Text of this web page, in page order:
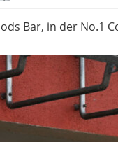
Bar, in der No.1